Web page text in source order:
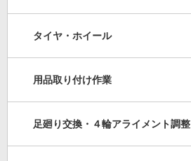
タイヤ・ホイール
用品取り付け作業
足廻り交換・４輪アライメント調整